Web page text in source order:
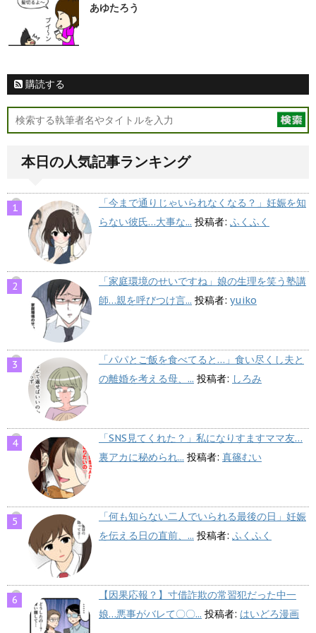
あゆたろう
購読する
本日の人気記事ランキング
「今まで通りじゃいられなくなる？」妊娠を知
らない彼氏…大事な... 投稿者: ふくふく
「家庭環境のせいですね」娘の生理を笑う塾講
師…親を呼びつけ言... 投稿者: yuiko
「パパとご飯を食べてると…」食い尽くし夫と
の離婚を考える母、... 投稿者: しろみ
「SNS見てくれた？」私になりすますママ友…
裏アカに秘められ... 投稿者: 真篠むい
「何も知らない二人でいられる最後の日」妊娠
を伝える日の直前、... 投稿者: ふくふく
【因果応報？】寸借詐欺の常習犯だった中一
娘…悪事がバレて〇〇... 投稿者: はいどろ漫画